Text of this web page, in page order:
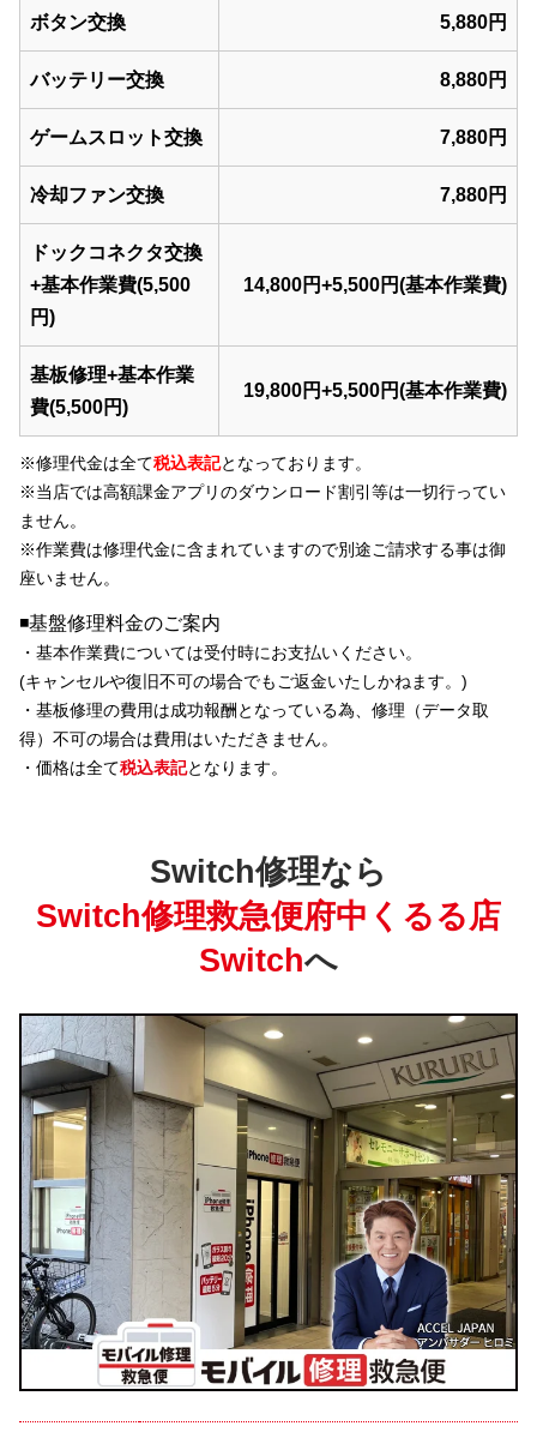
ボタン交換 5,880円
バッテリー交換 8,880円
ゲームスロット交換 7,880円
冷却ファン交換 7,880円
ドックコネクタ交換
+基本作業費(5,500
円)
14,800円+5,500円(基本作業費)
基板修理+基本作業
費(5,500円)
19,800円+5,500円(基本作業費)
※修理代金は全て税込表記となっております。
※当店では高額課金アプリのダウンロード割引等は一切行ってい
ません。
※作業費は修理代金に含まれていますので別途ご請求する事は御
座いません。
◾️基盤修理料金のご案内
・基本作業費については受付時にお支払いください。
(キャンセルや復旧不可の場合でもご返金いたしかねます。)
・基板修理の費用は成功報酬となっている為、修理（データ取
得）不可の場合は費用はいただきません。
・価格は全て税込表記となります。
Switch修理なら
Switch修理救急便府中くるる店
Switchへ